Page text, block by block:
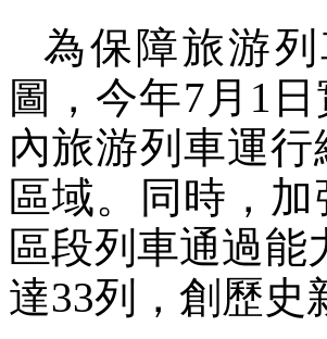
為保障旅游
圖，今年7月1
內旅游列車運
區域。同時，
區段列車通過能
達33列，創歷史